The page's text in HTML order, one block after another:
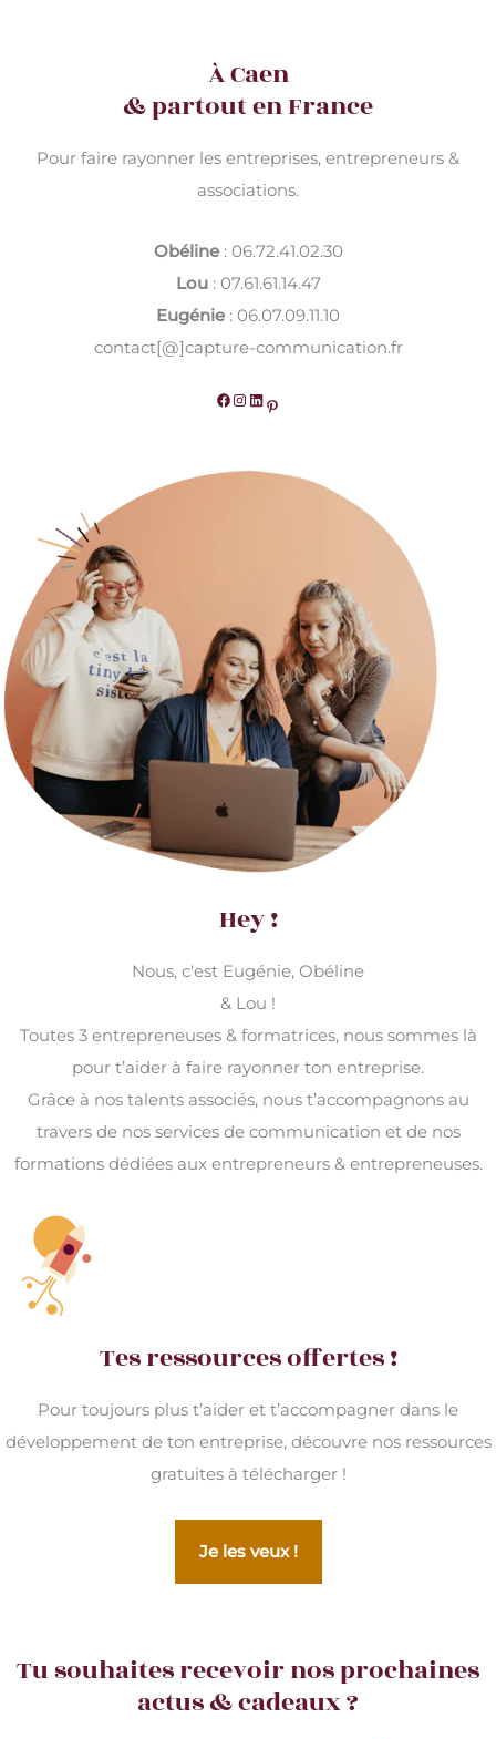
À Caen
& partout en France
Pour faire rayonner les entreprises, entrepreneurs &
associations.
Obéline: 06.72.41.02.30
Lou: 07.61.61.14.47
Eugénie : 06.07.09.11.10
contact[@]capture-communication.fr
Facebook Instagram LinkedIn Pinterest
Hey !
Nous, c'est Eugénie, Obéline
& Lou !
Toutes 3 entrepreneuses & formatrices, nous sommes là
pour t’aider à faire rayonner ton entreprise.
Grâce à nos talents associés, nous t’accompagnons au
travers de nos services de communication et de nos
formations dédiées aux entrepreneurs & entrepreneuses.
Tes ressources offertes !
Pour toujours plus t’aider et t’accompagner dans le
développement de ton entreprise, découvre nos ressources
gratuites à télécharger !
Je les veux !
Tu souhaites recevoir nos prochaines
actus & cadeaux ?